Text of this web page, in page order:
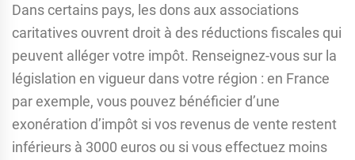
Dans certains pays, les dons aux associations
caritatives ouvrent droit à des réductions fiscales qui
peuvent alléger votre impôt. Renseignez-vous sur la
législation en vigueur dans votre région : en France
par exemple, vous pouvez bénéficier d’une
exonération d’impôt si vos revenus de vente restent
inférieurs à 3000 euros ou si vous effectuez moins